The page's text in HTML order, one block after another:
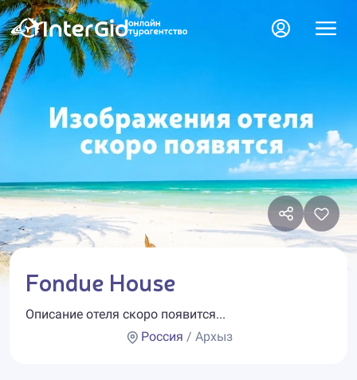
Fondue House
Описание отеля скоро появится...
Россия / Архыз